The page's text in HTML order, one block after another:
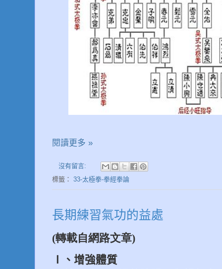
閱讀更多 »
沒有留言:
標籤： 33-太極拳-拳經拳論
長期練習氣功的益處
(轉載自網路文章)
、增強體質